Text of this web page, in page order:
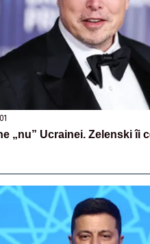
„nu” Ucrainei. Zelenski îi